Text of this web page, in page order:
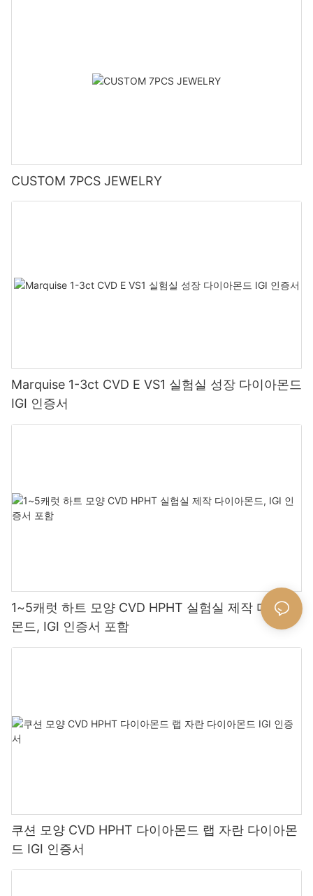
CUSTOM 7PCS JEWELRY
Marquise 1-3ct CVD E VS1 실험실 성장 다이아몬드
IGI 인증서
1~5캐럿 하트 모양 CVD HPHT 실험실 제작 다이아
몬드, IGI 인증서 포함
쿠션 모양 CVD HPHT 다이아몬드 랩 자란 다이아몬
드 IGI 인증서